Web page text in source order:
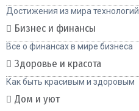
Достижения из мира технологий
Бизнес и финансы
Все о финансах в мире бизнеса
Здоровье и красота
Как быть красивым и здоровым
Дом и уют